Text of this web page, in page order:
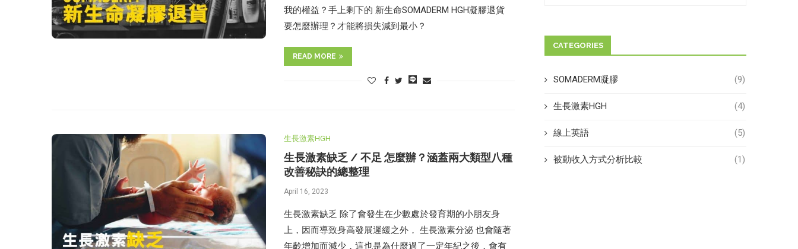
我的權益？手上剩下的 新生命SOMADERM HGH凝膠退貨
要怎麼辦理？才能將損失減到最小？
READ MORE
生長激素HGH
生長激素缺乏 / 不足 怎麼辦？涵蓋兩大類型八種
改善秘訣的總整理
April 16, 2023
生長激素缺乏 除了會發生在少數處於發育期的小朋友身
上，因而導致身高發展遲緩之外， 生長激素分泌 也會隨著
年齡增加而減少，這也是為什麼過了一定年紀之後，會有
CATEGORIES
SOMADERM凝膠 (9)
生長激素HGH (4)
線上英語 (5)
被動收入方式分析比較 (1)